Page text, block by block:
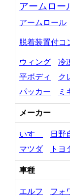
アームロー
アームロール
脱着装置付コ
ウィング 冷
平ボディ
ク
パッカー
ミ
メーカー
いすゞ 日野
マツダ
トヨ
車種
エルフ フォ